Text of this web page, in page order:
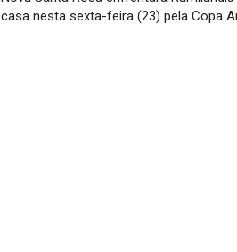
casa nesta sexta-feira (23) pela Copa